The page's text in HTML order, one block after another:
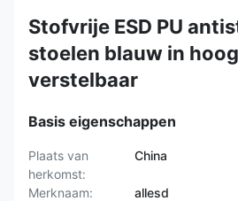
Stofvrije ESD PU
stoelen blauw in
verstelbaar
Basis eigenschappen
Plaats van
herkomst:
China
Merknaam:
allesd